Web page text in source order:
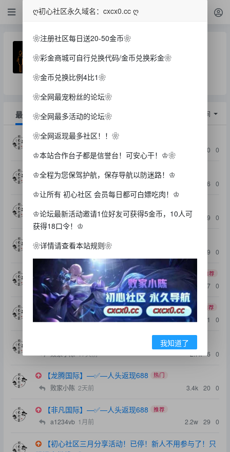
聊天
聊天
主题数: 423 今日贴子: 0
论坛版主： 暂未分配小主...
最新 精华 回帖时间
【纵横国际】—✅—抽28位追梦金
50 0
【新葡京587】—✅—100+28⚜️初心私人返现！
6 0
a5124143 9小时前 1.9k 19 0
nnn858 6小时前 989 0
【3637威尼斯】—✅—100+37⚜️初心私人返现！ 推荐
dsad202 4天前 5.2w 707 0
【开元棋牌K1】—✅—100+45⚜️初心私人返现！ 推荐
hvdw666 2天前 3.1w 481 0
【云鼎国际】—✅—100+100⚜️代码28 热门
败家小陈 17天前 2.7k 6 0
【龙腾国际】—✅—人头返现688 热门
败家小陈 2天前 3.4k 20 0
【非凡国际】—✅—人头返现688 推荐
a1234vb 1月前 2.2w 29 0
【初心社区三月分享活动！已停！新人不用参与了！只
ღ初心社区永久域名：cxcx0.cc ღ
❀注册社区每日送20-50金币❀
❀彩金商城可自行兑换代码/金币兑换彩金❀
❀金币兑换比例4比1❀
❀全网最宠粉丝的论坛❀
❀全网最多活动的论坛❀
❀全网返现最多社区！！❀
♔本站合作台子都是信誉台！可安心干！♔❀
♔全程为您保驾护航，保存导航以防迷路！♔
♔让所有 初心社区 会员每日都可白嫖吃肉！♔
♔论坛最新活动邀请1位好友可获得5金币，10人可
获得18口令！♔
❀详情请查看本站规则❀
我知道了